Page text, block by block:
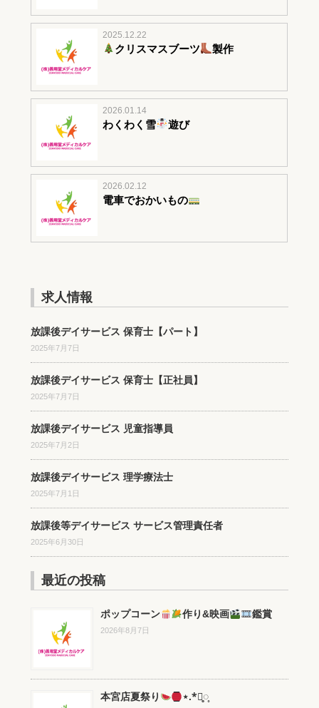
2025.12.22
クリスマスブーツ 製作
2026.01.14
わくわく雪 遊び
2026.02.12
電車でおかいもの
求人情報
放課後デイサービス 保育士【パート】
2025年7月7日
放課後デイサービス 保育士【正社員】
2025年7月7日
放課後デイサービス 児童指導員
2025年7月2日
放課後デイサービス 理学療法士
2025年7月1日
放課後等デイサービス サービス管理責任者
2025年6月30日
最近の投稿
ポップコーン 作り&映画 鑑賞
2026年8月7日
本宮店夏祭り ⋆.*⃝̥◌̥